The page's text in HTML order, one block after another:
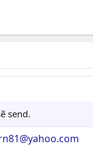
send.